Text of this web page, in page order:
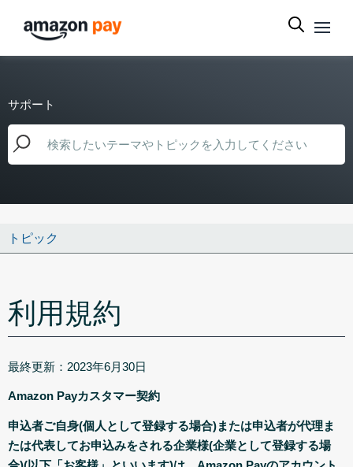
サポート
トピック
利用規約
最終更新：2023年6月30日
Amazon Payカスタマー契約
申込者ご自身(個人として登録する場合)または申込者が代理ま
たは代表してお申込みをされる企業様(企業として登録する場